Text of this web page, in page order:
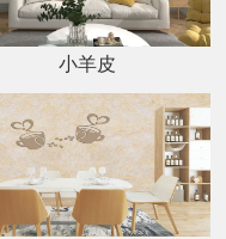
小羊皮